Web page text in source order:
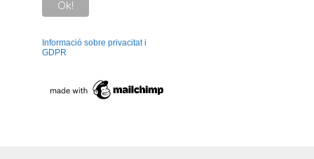
Informació sobre privacitat i
GDPR